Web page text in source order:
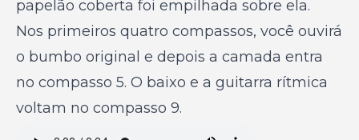
papelão coberta foi empilhada sobre ela.
Nos primeiros quatro compassos, você ouvirá
o bumbo original e depois a camada entra
no compasso 5. O baixo e a guitarra rítmica
voltam no compasso 9.